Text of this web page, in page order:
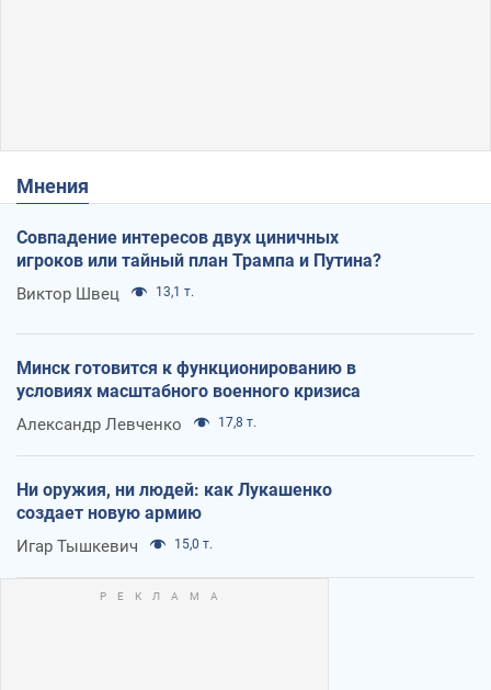
Мнения
Совпадение интересов двух циничных
игроков или тайный план Трампа и Путина?
Виктор Швец 13,1 т.
Минск готовится к функционированию в
условиях масштабного военного кризиса
Александр Левченко 17,8 т.
Ни оружия, ни людей: как Лукашенко
создает новую армию
Игар Тышкевич 15,0 т.